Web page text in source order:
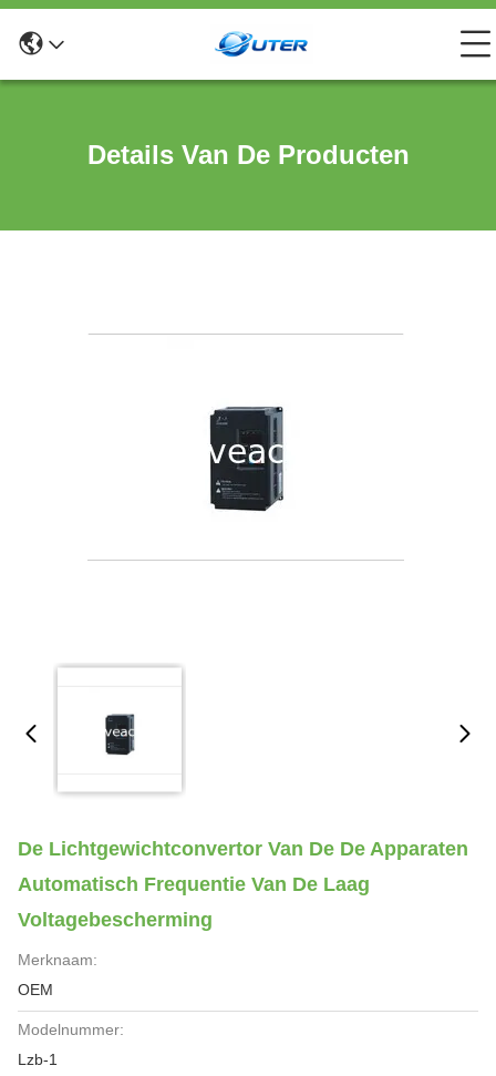
Details Van De Producten
De Lichtgewichtconvertor Van De De Apparaten
Automatisch Frequentie Van De Laag
Voltagebescherming
Merknaam:
OEM
Modelnummer:
Lzb-1